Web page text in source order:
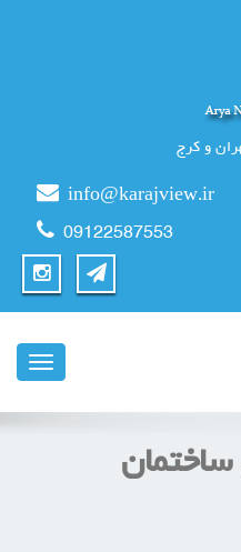
و کرج
info@karajview.ir
09122587553
ناوبری
ساختمان